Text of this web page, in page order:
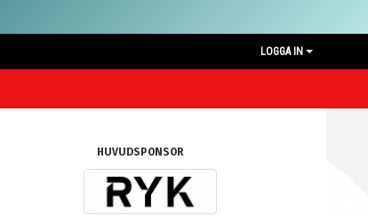
LOGGA IN
HUVUDSPONSOR